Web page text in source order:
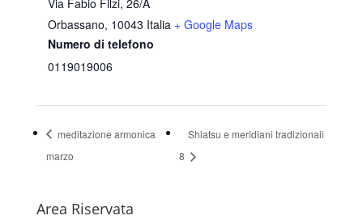
Orbassano, 10043 Italia + Google Maps
Numero di telefono
0119019006
meditazione armonica
marzo
Shiatsu e meridiani tradizionali
8
Area Riservata